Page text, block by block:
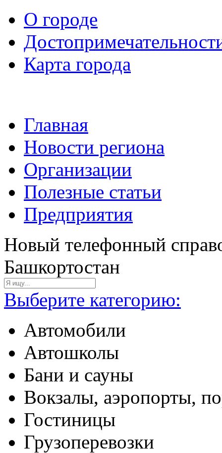
О городе
Карта города
Главная
Новости региона
Организации
Полезные статьи
Предприятия
Новый телефонный
Башкортостан
Выберите категорию:
Автомобили
Автошколы
Бани и сауны
Вокзалы, аэропорты,
Гостиницы
Грузоперевозки